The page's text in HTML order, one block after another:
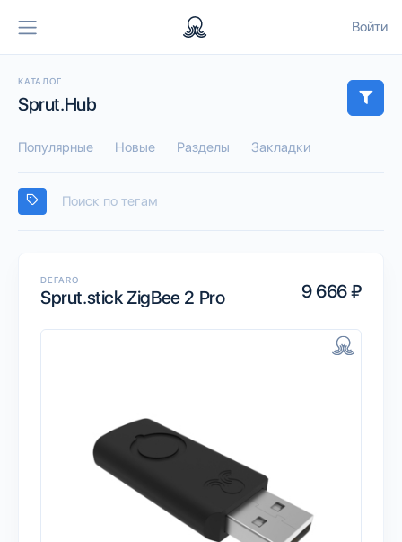
Войти
КАТАЛОГ
Sprut.Hub
Популярные Новые Разделы Закладки
DEFARO
Sprut.stick ZigBee 2 Pro 9 666 ₽